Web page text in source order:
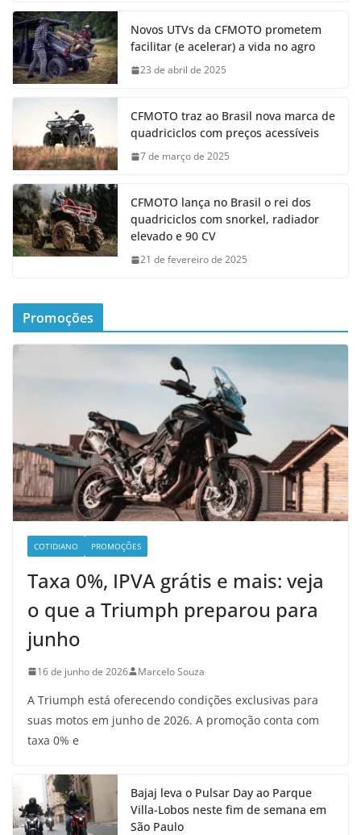
Novos UTVs da CFMOTO prometem
facilitar (e acelerar) a vida no agro
23 de abril de 2025
CFMOTO traz ao Brasil nova marca de
quadriciclos com preços acessíveis
7 de março de 2025
CFMOTO lança no Brasil o rei dos
quadriciclos com snorkel, radiador
elevado e 90 CV
21 de fevereiro de 2025
Promoções
COTIDIANO PROMOÇÕES
Taxa 0%, IPVA grátis e mais: veja
o que a Triumph preparou para
junho
16 de junho de 2026 Marcelo Souza
A Triumph está oferecendo condições exclusivas para
suas motos em junho de 2026. A promoção conta com
taxa 0% e
Bajaj leva o Pulsar Day ao Parque
Villa-Lobos neste fim de semana em
São Paulo